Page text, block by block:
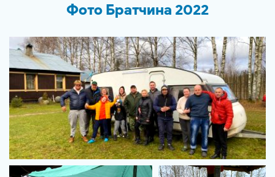
Фото Братчина 2022